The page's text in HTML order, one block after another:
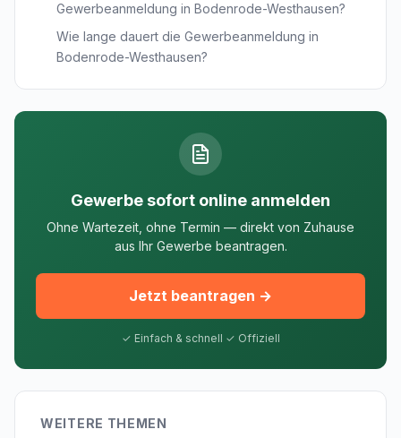
Gewerbeanmeldung in Bodenrode-Westhausen?
Wie lange dauert die Gewerbeanmeldung in
Bodenrode-Westhausen?
Gewerbe sofort online anmelden
Ohne Wartezeit, ohne Termin — direkt von Zuhause
aus Ihr Gewerbe beantragen.
Jetzt beantragen →
✓ Einfach & schnell ✓ Offiziell
WEITERE THEMEN